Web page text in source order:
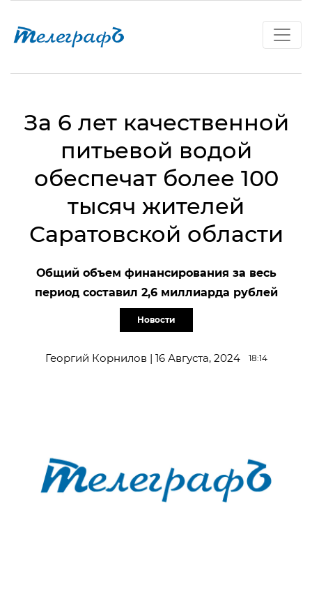
За 6 лет качественной
питьевой водой
обеспечат более 100
тысяч жителей
Саратовской области
Общий объем финансирования за весь
период составил 2,6 миллиарда рублей
Новости
Георгий Корнилов | 16 Августа, 2024 18:14